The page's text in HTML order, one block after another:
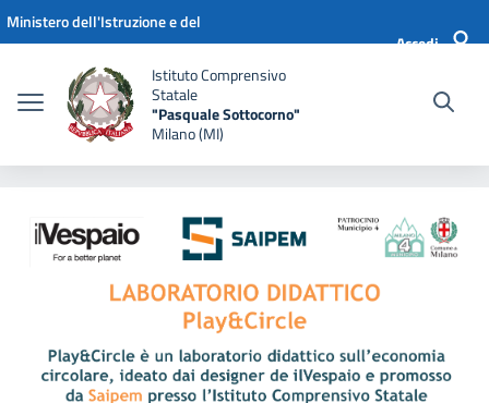
Vai ai contenuti
Vai al menu di navigazione
Vai al footer
Ministero dell'Istruzione e del
Accedi
Istituto Comprensivo
Statale
"Pasquale Sottocorno"
Milano (MI)